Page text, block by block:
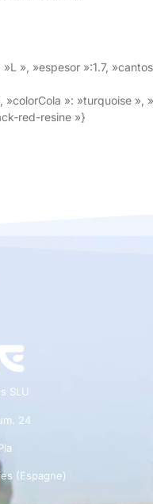
», »espesor »:1.7,
»colorCola »: »turquoise »,
red-resine »}
SLU
24
(Espagne)